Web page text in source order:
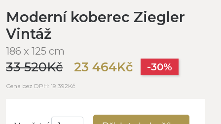
Moderní koberec Ziegler
Vintáž
186 x 125 cm
33 520Kč 23 464Kč -30%
Cena bez DPH: 19 392Kč